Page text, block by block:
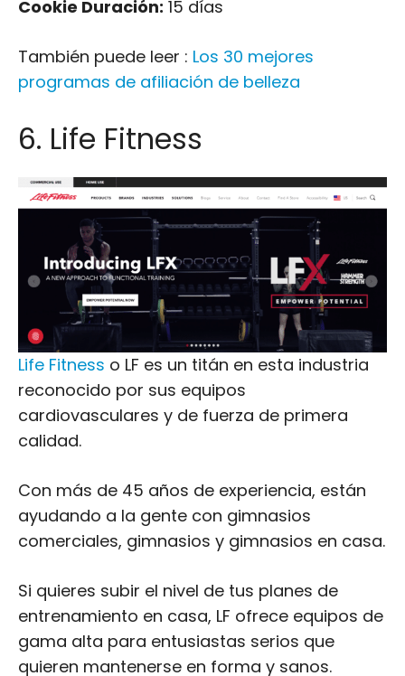
Life Fitnesso LF es un titán en esta industria
reconocido por sus equipos
cardiovasculares y de fuerza de primera
calidad.
Con más de 45 años de experiencia, están
ayudando a la gente con gimnasios
comerciales, gimnasios y gimnasios en casa.
Si quieres subir el nivel de tus planes de
entrenamiento en casa, LF ofrece equipos de
gama alta para entusiastas serios que
quieren mantenerse en forma y sanos.
¿Por qué son los mejores? LF supera
constantemente sus límites con tecnologías
de vanguardia y funciones innovadoras.